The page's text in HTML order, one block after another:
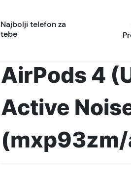
Najbolji telefon za
tebe
AirPods 4
Active